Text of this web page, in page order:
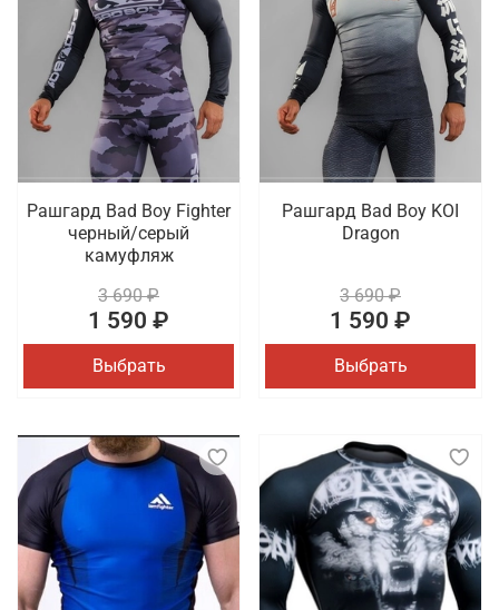
Рашгард Bad Boy Fighter
черный/серый
камуфляж
3 690 ₽
1 590 ₽
Выбрать
Рашгард Bad Boy KOI
Dragon
3 690 ₽
1 590 ₽
Выбрать